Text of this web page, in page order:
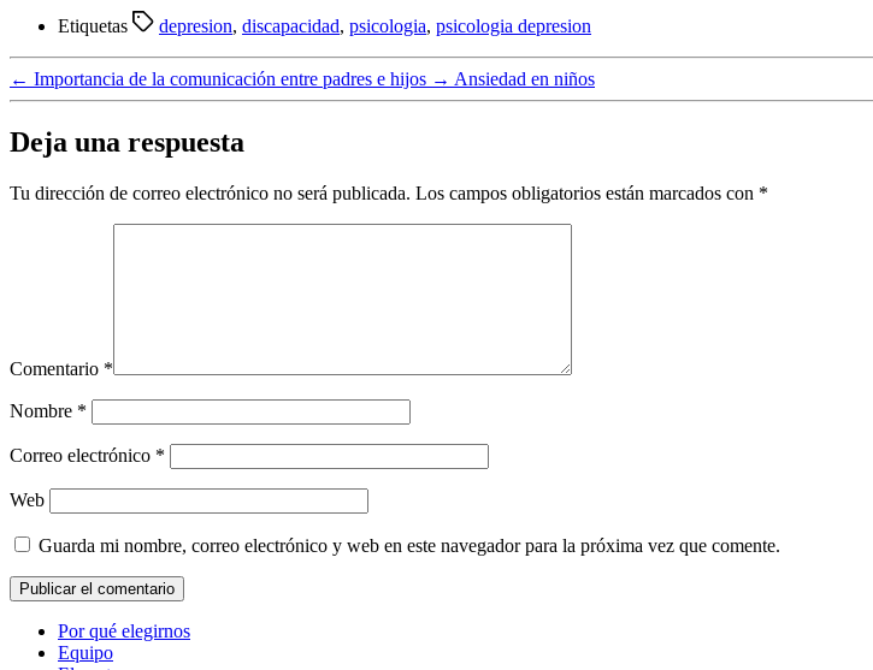
Etiquetas depresion, discapacidad, psicologia, psicologia depresion
← Importancia de la comunicación entre padres e hijos → Ansiedad en niños
Deja una respuesta
Tu dirección de correo electrónico no será publicada. Los campos obligatorios están marcados con *
Comentario *
Nombre *
Correo electrónico *
Web
Guarda mi nombre, correo electrónico y web en este navegador para la próxima vez que comente.
Por qué elegirnos
Equipo